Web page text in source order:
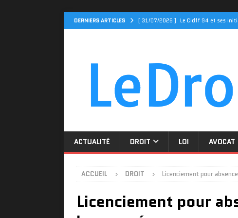
DERNIERS ARTICLES [ 31/07/2026 ] Le Cidff 94 et ses
[ 19/07/2026 ] Tarif assurance
[ 04/08/2026 ] Cidff 94 : Quels sont
ACTUALITÉ DROIT LOI AVOCAT
ACCUEIL DROIT Licenciement pour
Licenciement pour